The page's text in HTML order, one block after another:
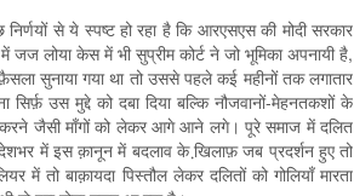
निर्णयों से ये स्पष्ट हो रहा है कि आरएसएस की मोदी सरकार
जज लोया केस में भी सुप्रीम कोर्ट ने जो भूमिका अपनायी है,
सुनाया गया था तो उससे पहले कई महीनों तक लगातार
उस मुद्दे को दबा दिया बल्कि नौजवानों-मेहनतकशों के
करने जैसी माँगों को लेकर आगे आने लगे। पूरे समाज में दलित
में इस क़ानून में बदलाव के खि़लाफ़ जब प्रदर्शन हुए तो
में तो बाक़ायदा पिस्तौल लेकर दलितों को गोलियाँ मारता